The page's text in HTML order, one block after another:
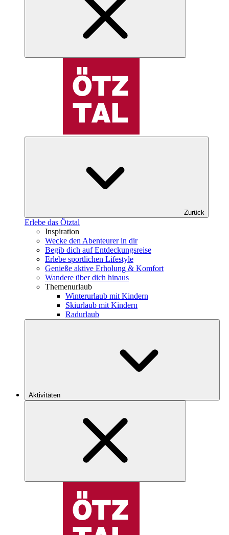
Zurück
Erlebe das Ötztal
Inspiration
Wecke den Abenteurer in dir
Begib dich auf Entdeckungsreise
Erlebe sportlichen Lifestyle
Genieße aktive Erholung & Komfort
Wandere über dich hinaus
Themenurlaub
Winterurlaub mit Kindern
Skiurlaub mit Kindern
Radurlaub
Aktivitäten